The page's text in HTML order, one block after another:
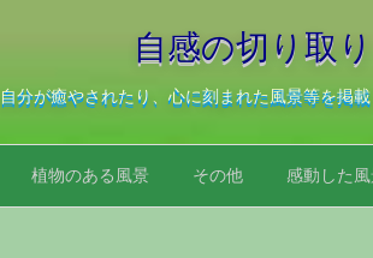
自感の切り取り
自分が癒やされたり、心に刻まれた風景等を掲
植物のある風景 その他 感動した